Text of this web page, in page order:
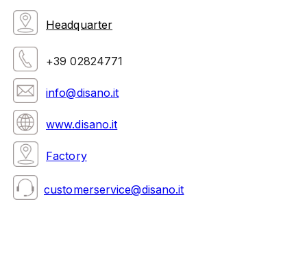
Headquarter
+39 02824771
info@disano.it
www.disano.it
Factory
customerservice@disano.it